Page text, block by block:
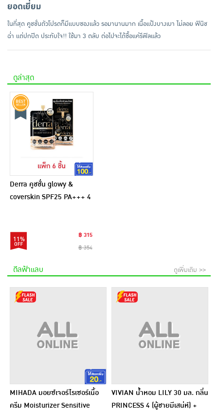
ยอดเยี่ยม
ในที่สุด คูชชั่นตัวโปรดก็มีแบบซองแล้ว รอมานานมาก เนื้อแป้งบางเบา ไม่ลอย ฟินิช
ฉ่ำ แต่ปกปิด ประทับใจ!! ใช้มา 3 ตลับ ต่อไปจะได้ซื้อแค่รีฟิลแล้ว
ดูล่าสุด
Derra คูชชั่น glowy &
coverskin SPF25 PA+++ 4
11%
฿ 315
฿ 354
ดีลฟ้าแลบ ดูเพิ่มเติม >>
MIHADA มอยซ์เจอร์ไรเซอร์เนื้อ
ครีม Moisturizer Sensitive
VIVIAN น้ำหอม LILY 30 มล. กลิ่น
PRINCESS 4 (ผู้ชายมีเสน่ห์) +